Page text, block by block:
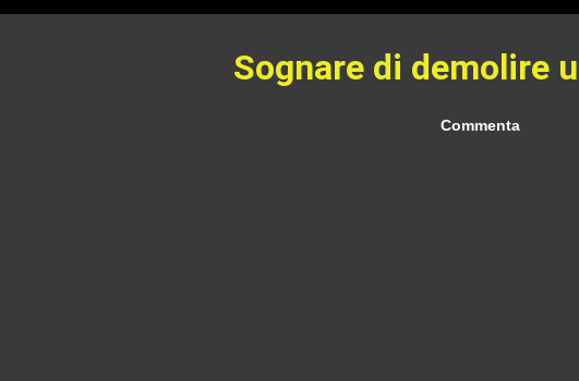
Sognare di demolire
Commenta